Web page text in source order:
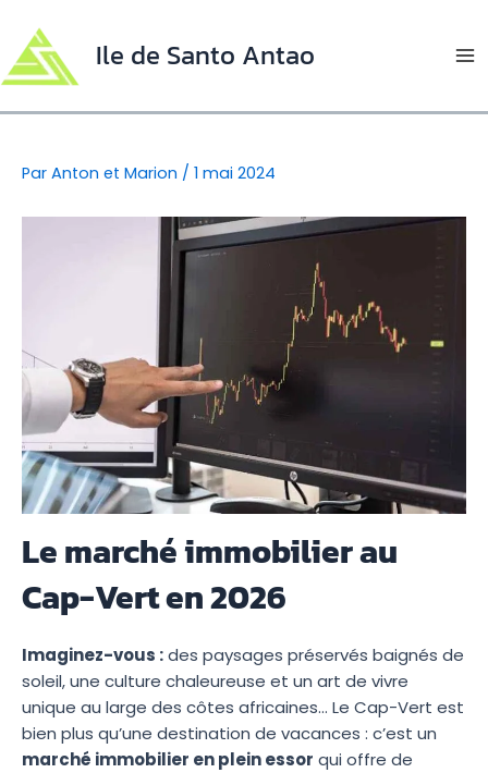
contenu
Ile de Santo Antao
Par Anton et Marion / 1 mai 2024
Le marché immobilier au
Cap-Vert en 2026
Imaginez-vous :des paysages préservés baignés de
soleil, une culture chaleureuse et un art de vivre
unique au large des côtes africaines… Le Cap-Vert est
bien plus qu’une destination de vacances : c’est un
marché immobilier en plein essor qui offre de